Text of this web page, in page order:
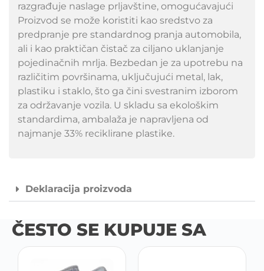
razgrađuje naslage prljavštine, omogućavajući
Proizvod se može koristiti kao sredstvo za
predpranje pre standardnog pranja automobila,
ali i kao praktičan čistač za ciljano uklanjanje
pojedinačnih mrlja. Bezbedan je za upotrebu na
različitim površinama, uključujući metal, lak,
plastiku i staklo, što ga čini svestranim izborom
za održavanje vozila. U skladu sa ekološkim
standardima, ambalaža je napravljena od
najmanje 33% reciklirane plastike.
Deklaracija proizvoda
ČESTO SE KUPUJE SA